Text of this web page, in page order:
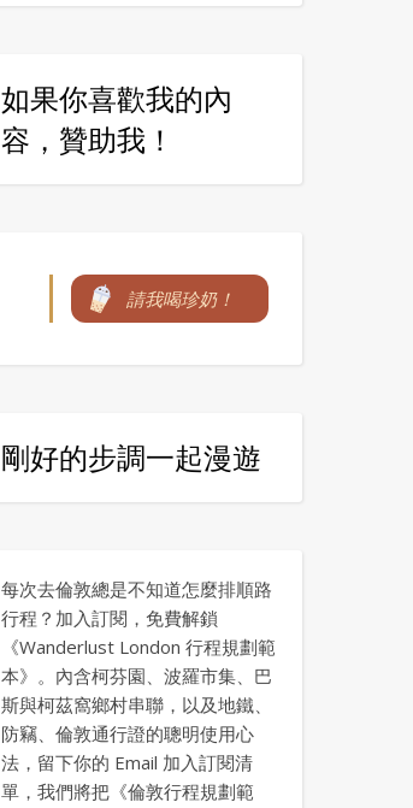
如果你喜歡我的內
容，贊助我！
請我喝珍奶！
剛好的步調一起漫遊
每次去倫敦總是不知道怎麼排順路
行程？加入訂閱，免費解鎖
《Wanderlust London 行程規劃範
本》。內含柯芬園、波羅市集、巴
斯與柯茲窩鄉村串聯，以及地鐵、
防竊、倫敦通行證的聰明使用心
法，留下你的 Email 加入訂閱清
單，我們將把《倫敦行程規劃範